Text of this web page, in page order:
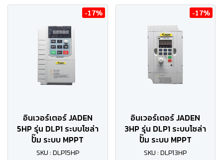
-17%
อินเวอร์เตอร์ JADEN
5HP รุ่น DLP1 ระบบโซล่า
ปั๊ม ระบบ MPPT
SKU : DLP15HP
-17%
อินเวอร์เตอร์ JADEN
3HP รุ่น DLP1 ระบบโซล่า
ปั๊ม ระบบ MPPT
SKU : DLP13HP